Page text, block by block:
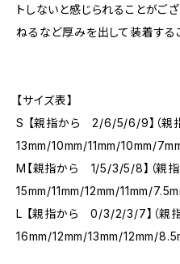
トしないと感じられることがご
ねるなど厚みを出して装着する
【サイズ表】
S 【親指から 2/6/5/6/9】（
13mm/10mm/11mm/10mm/7mm
M【親指から 1/5/3/5/8】（親
15mm/11mm/12mm/11mm/
L 【親指から 0/3/2/3/7】（親
16mm/12mm/13mm/12mm/